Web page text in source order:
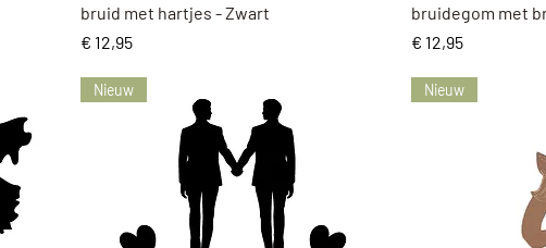
bruid met hartjes - Zwart
Prijs
€ 12,95
bruidegom met
Prijs
€ 12,95
Nieuw Nieuw